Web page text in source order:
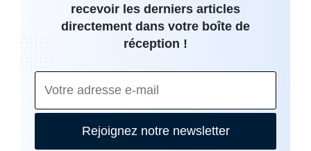
recevoir les derniers articles
directement dans votre boîte de
réception !
Rejoignez notre newsletter